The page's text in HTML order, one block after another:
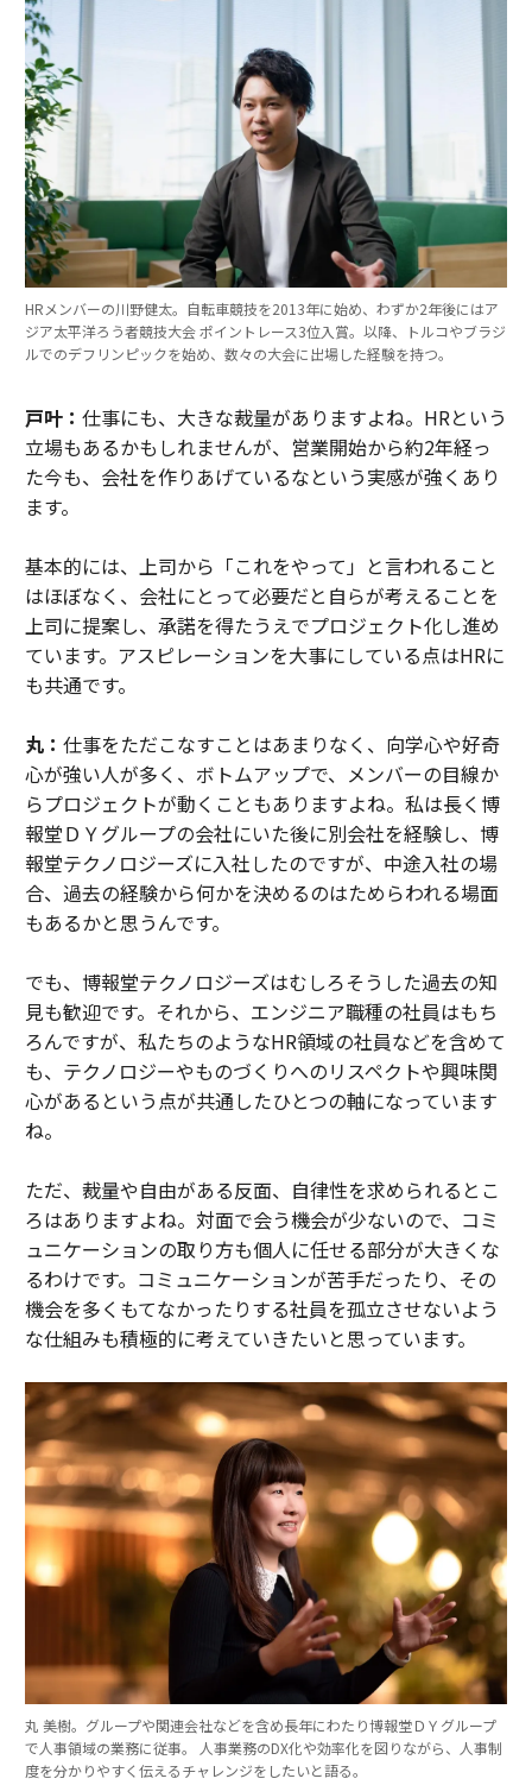
HRメンバーの川野健太。自転車競技を2013年に始め、わずか2年後にはア
ジア太平洋ろう者競技大会 ポイントレース3位入賞。以降、トルコやブラジ
ルでのデフリンピックを始め、数々の大会に出場した経験を持つ。
戸叶： 仕事にも、大きな裁量がありますよね。HRという
立場もあるかもしれませんが、営業開始から約2年経っ
た今も、会社を作りあげているなという実感が強くあり
ます。
基本的には、上司から「これをやって」と言われること
はほぼなく、会社にとって必要だと自らが考えることを
上司に提案し、承諾を得たうえでプロジェクト化し進め
ています。アスピレーションを大事にしている点はHRに
も共通です。
丸： 仕事をただこなすことはあまりなく、向学心や好奇
心が強い人が多く、ボトムアップで、メンバーの目線か
らプロジェクトが動くこともありますよね。私は長く博
報堂ＤＹグループの会社にいた後に別会社を経験し、博
報堂テクノロジーズに入社したのですが、中途入社の場
合、過去の経験から何かを決めるのはためらわれる場面
もあるかと思うんです。
でも、博報堂テクノロジーズはむしろそうした過去の知
見も歓迎です。それから、エンジニア職種の社員はもち
ろんですが、私たちのようなHR領域の社員などを含めて
も、テクノロジーやものづくりへのリスペクトや興味関
心があるという点が共通したひとつの軸になっています
ね。
ただ、裁量や自由がある反面、自律性を求められるとこ
ろはありますよね。対面で会う機会が少ないので、コミ
ュニケーションの取り方も個人に任せる部分が大きくな
るわけです。コミュニケーションが苦手だったり、その
機会を多くもてなかったりする社員を孤立させないよう
な仕組みも積極的に考えていきたいと思っています。
丸 美樹。グループや関連会社などを含め長年にわたり博報堂ＤＹグループ
で人事領域の業務に従事。 人事業務のDX化や効率化を図りながら、人事制
度を分かりやすく伝えるチャレンジをしたいと語る。